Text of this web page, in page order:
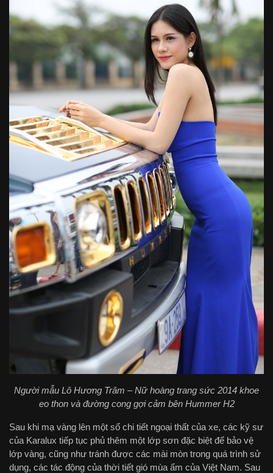
Người mẫu Lô Hương Trâm – Nữ hoàng trang sức 2014 khoe
eo thon và đường cong gợi cảm bên Hummer H2
Sau khi mạ vàng lên một số chi tiết ngoại thất của xe, các kỹ sư
của Karalux tiếp tục phủ thêm một lớp sơn đặc biệt để bảo vệ
lớp vàng, cũng như tránh được các mài mòn trong quá trình sử
dụng, các tác động của thời tiết gió mùa ẩm của Việt Nam. Sau